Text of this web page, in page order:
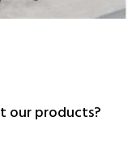
our products?